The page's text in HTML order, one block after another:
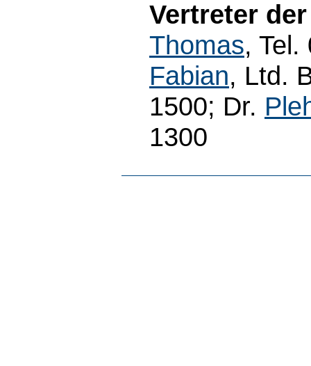
Vertreter
Thomas,
Fabian, Ltd.
1500; Dr.
1300